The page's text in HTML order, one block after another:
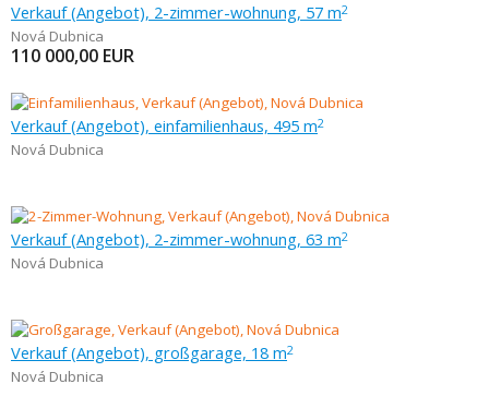
Verkauf (Angebot), 2-zimmer-wohnung, 57 m2
Nová Dubnica
110 000,00 EUR
Verkauf (Angebot), einfamilienhaus, 495 m2
Nová Dubnica
Verkauf (Angebot), 2-zimmer-wohnung, 63 m2
Nová Dubnica
Verkauf (Angebot), großgarage, 18 m2
Nová Dubnica